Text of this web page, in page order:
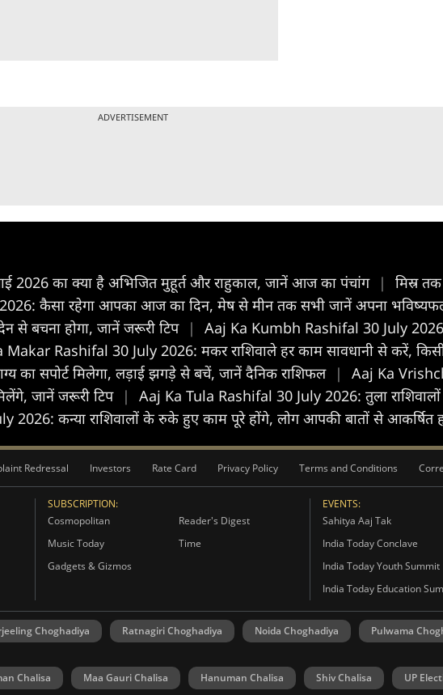
ADVERTISEMENT
2026 का क्या है अभिजित मुहूर्त और राहुकाल, जानें आज का पंचांग |
मिस्र
कैसा रहेगा आपका आज का द‍िन, मेष से मीन तक सभी जानें अपना
से बचना होगा, जानें जरूरी टिप |
Aaj Ka Kumbh Rashifal 30 July 2026:
Makar Rashifal 30 July 2026: मकर राशिवाले हर काम सावधानी से करें,
का सपोर्ट मिलेगा, लड़ाई झगड़े से बचें, जानें दैनिक राशिफल |
Aaj Ka
जानें जरूरी टिप |
Aaj Ka Tula Rashifal 30 July 2026: तुला
2026: कन्या राशिवालों के रुके हुए काम पूरे होंगे, लोग आपकी बातों से आकर्षित
Redressal Investors Rate Card Privacy Policy Terms and Conditions
SUBSCRIPTION:
Cosmopolitan
Reader's Digest
Music Today
Time
Gadgets & Gizmos
EVENTS:
Sahitya Aaj Tak
India Today Conclave
India Today Youth Summit
India Today Education
Choghadiya Ratnagiri Choghadiya Noida Choghadiya Pulwama
Chalisa Maa Gauri Chalisa Hanuman Chalisa Shiv Chalisa UP